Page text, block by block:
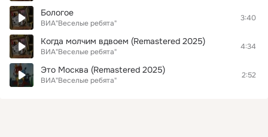
Бологое
ВИА"Веселые ребята"
3:40
Когда молчим вдвоем (Remastered 2025)
ВИА"Веселые ребята"
4:34
Это Москва (Remastered 2025)
ВИА"Веселые ребята"
2:52